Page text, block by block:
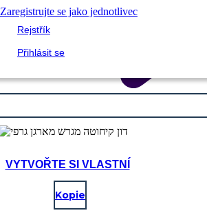
Zaregistrujte se jako jednotlivec
Rejstřík
Přihlásit se
VYTVOŘTE SI VLASTNÍ
Kopie